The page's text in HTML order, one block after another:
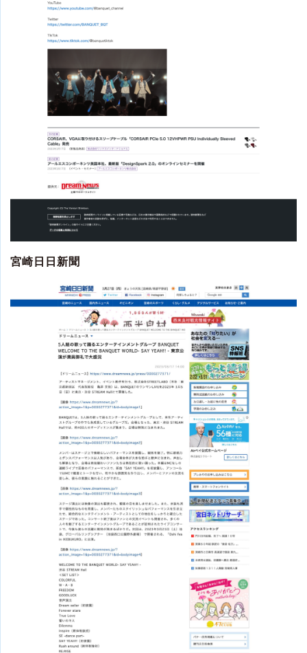
宮崎日日新聞